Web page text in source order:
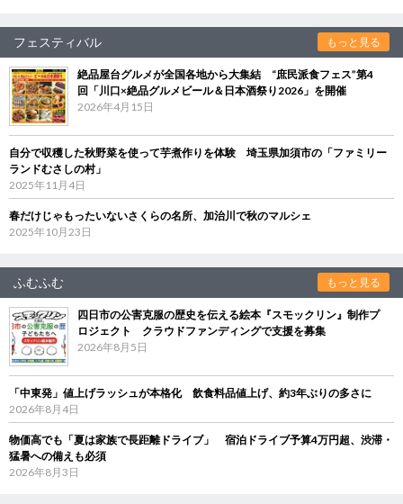
フェスティバル もっと見る
絶品屋台グルメが全国各地から大集結 “庶民派食フェス”第4
回「川口×絶品グルメビール＆日本酒祭り2026」を開催
2026年4月15日
自分で収穫した秋野菜を使って芋煮作りを体験 埼玉県加須市の「ファミリー
ランドむさしの村」
2025年11月4日
春だけじゃもったいないさくらの名所、加治川で秋のマルシェ
2025年10月23日
ふむふむ もっと見る
四日市の公害克服の歴史を伝える絵本『スモックリン』制作プ
ロジェクト クラウドファンディングで支援を募集
2026年8月5日
「中東発」値上げラッシュが本格化 飲食料品値上げ、約3年ぶりの多さに
2026年8月4日
物価高でも「夏は家族で長距離ドライブ」 宿泊ドライブ予算4万円超、渋滞・
猛暑への備えも必須
2026年8月3日